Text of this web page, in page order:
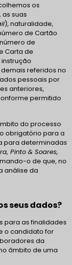
os
suas
), naturalidade,
de Cartão
de
Carta de
referidos no
pessoais por
anteriores,
permitido
do processo
obrigatório para a
para determinadas
Pinto & Soares,
o de que, no
análise da
seus dados?
para as finalidades
o candidato for
da
âmbito de uma